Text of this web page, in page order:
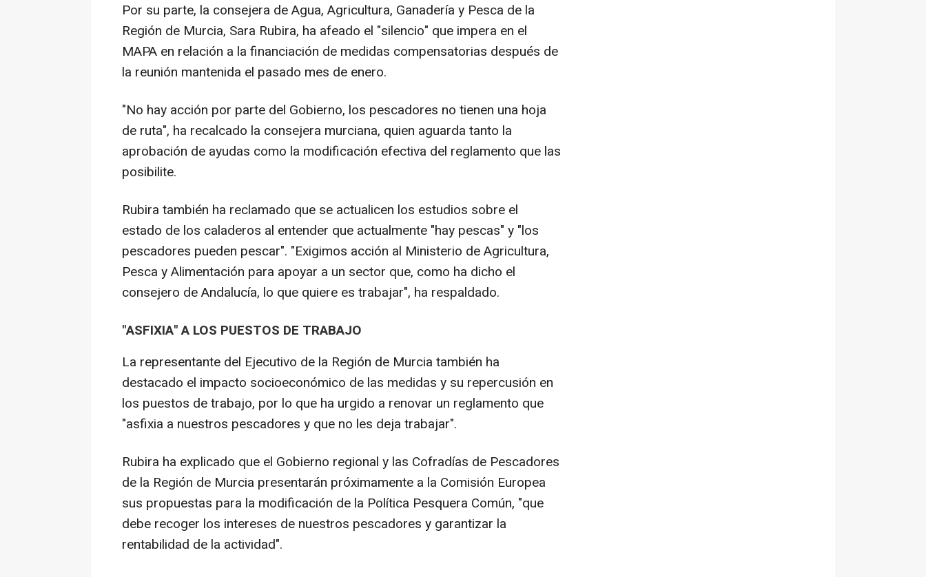
Por su parte, la consejera de Agua, Agricultura, Ganadería y Pesca de la
Región de Murcia, Sara Rubira, ha afeado el "silencio" que impera en el
MAPA en relación a la financiación de medidas compensatorias después de
la reunión mantenida el pasado mes de enero.
"No hay acción por parte del Gobierno, los pescadores no tienen una hoja
de ruta", ha recalcado la consejera murciana, quien aguarda tanto la
aprobación de ayudas como la modificación efectiva del reglamento que las
posibilite.
Rubira también ha reclamado que se actualicen los estudios sobre el
estado de los caladeros al entender que actualmente "hay pescas" y "los
pescadores pueden pescar". "Exigimos acción al Ministerio de Agricultura,
Pesca y Alimentación para apoyar a un sector que, como ha dicho el
consejero de Andalucía, lo que quiere es trabajar", ha respaldado.
"ASFIXIA" A LOS PUESTOS DE TRABAJO
La representante del Ejecutivo de la Región de Murcia también ha
destacado el impacto socioeconómico de las medidas y su repercusión en
los puestos de trabajo, por lo que ha urgido a renovar un reglamento que
"asfixia a nuestros pescadores y que no les deja trabajar".
Rubira ha explicado que el Gobierno regional y las Cofradías de Pescadores
de la Región de Murcia presentarán próximamente a la Comisión Europea
sus propuestas para la modificación de la Política Pesquera Común, "que
debe recoger los intereses de nuestros pescadores y garantizar la
rentabilidad de la actividad".